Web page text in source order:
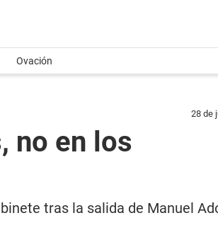
Ovación
28 de
no en los
tras la salida de Manuel